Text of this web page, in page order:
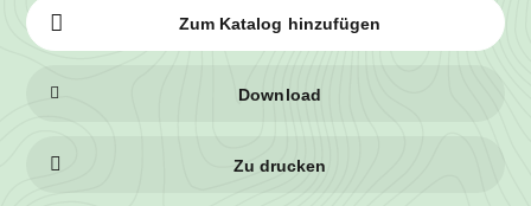
Zum Katalog hinzufügen
Download
Zu drucken